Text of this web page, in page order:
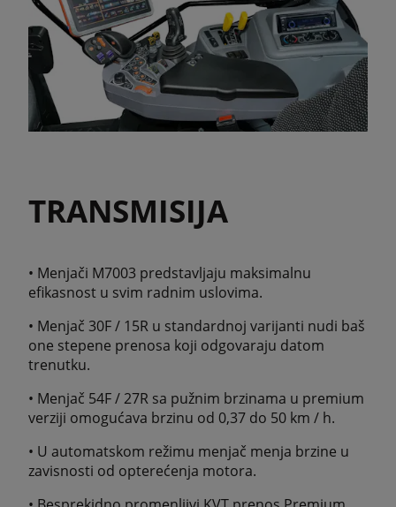
TRANSMISIJA
• Menjači M7003 predstavljaju maksimalnu
efikasnost u svim radnim uslovima.
• Menjač 30F / 15R u standardnoj varijanti nudi baš
one stepene prenosa koji odgovaraju datom
trenutku.
• Menjač 54F / 27R sa pužnim brzinama u premium
verziji omogućava brzinu od 0,37 do 50 km / h.
• U automatskom režimu menjač menja brzine u
zavisnosti od opterećenja motora.